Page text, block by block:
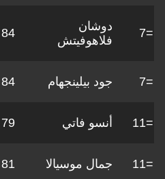
=7
دوشان
فلاهوفيتش
84
=7 جود بيلينجهام 84
=11 أنسو فاتي 79
=11 جمال موسيالا 81